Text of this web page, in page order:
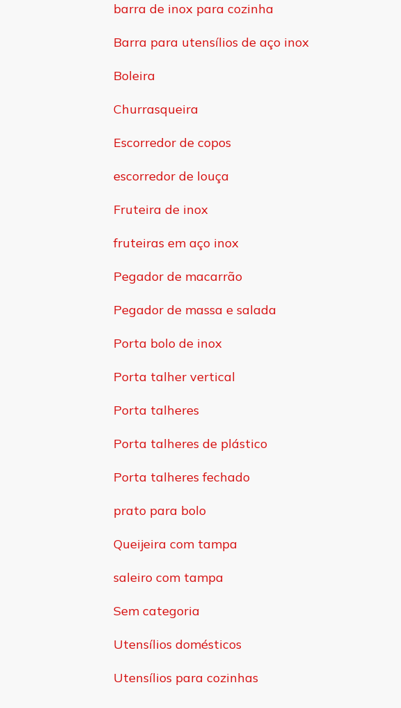
barra de inox para cozinha
Barra para utensílios de aço inox
Boleira
Churrasqueira
Escorredor de copos
escorredor de louça
Fruteira de inox
fruteiras em aço inox
Pegador de macarrão
Pegador de massa e salada
Porta bolo de inox
Porta talher vertical
Porta talheres
Porta talheres de plástico
Porta talheres fechado
prato para bolo
Queijeira com tampa
saleiro com tampa
Sem categoria
Utensílios domésticos
Utensílios para cozinhas